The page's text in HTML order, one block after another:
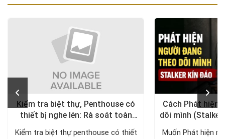
Kiểm tra biệt thự, Penthouse có
thiết bị nghe lén: Rà soát toàn
Kiểm tra biệt thự penthouse có thiết
Cách Phát hiện
dõi mình
Muốn Phát hiện